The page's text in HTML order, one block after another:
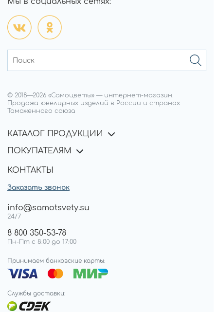
© 2018—2026 «Самоцветы» — интернет-магазин.
Продажа ювелирных изделий в России и странах
Таможенного союза
КАТАЛОГ ПРОДУКЦИИ
ПОКУПАТЕЛЯМ
КОНТАКТЫ
Заказать звонок
info@samotsvety.su
24/7
8 800 350-53-78
Пн-Пт с 8:00 до 17:00
Принимаем банковские карты:
Службы доставки: